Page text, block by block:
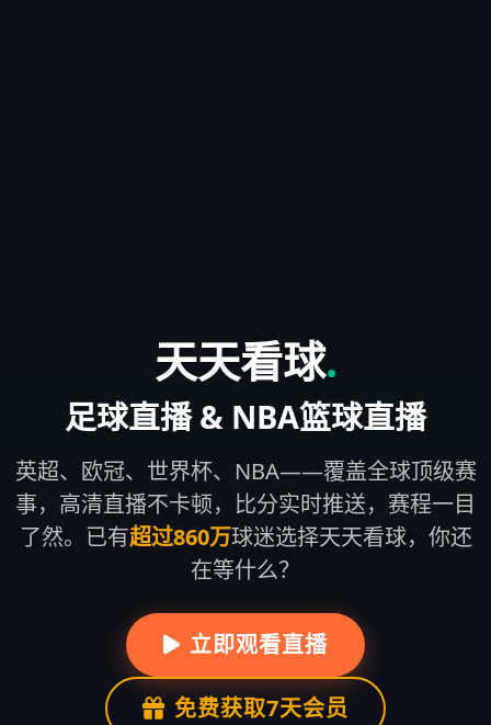
天天看球.
足球直播 & NBA篮球直播
英超、欧冠、世界杯、NBA——覆盖全球顶级赛
事，高清直播不卡顿，比分实时推送，赛程一目
了然。已有超过860万球迷选择天天看球，你还
在等什么？
立即观看直播
免费获取7天会员